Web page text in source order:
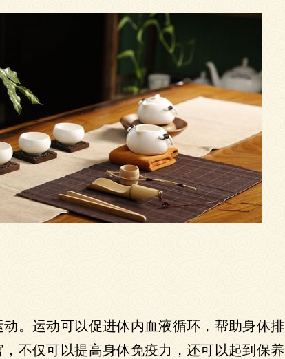
。运动可以促进体内血液循环，帮助身体排
不仅可以提高身体免疫力，还可以起到保养